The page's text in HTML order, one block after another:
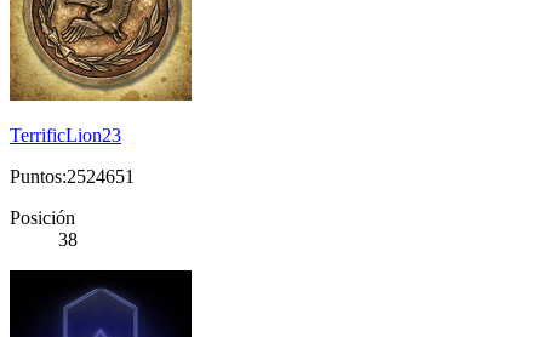
TerrificLion23
Puntos:2524651
Posición
38